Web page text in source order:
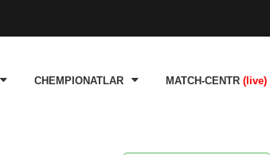
CHEMPIONATLAR MATCH-CENTR (live)